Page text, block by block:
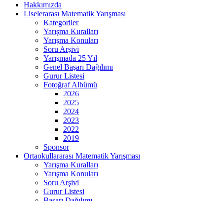
Hakkımızda
Liselerarası Matematik Yarışması
Kategoriler
Yarışma Kuralları
Yarışma Konuları
Soru Arşivi
Yarışmada 25 Yıl
Genel Başarı Dağılımı
Gurur Listesi
Fotoğraf Albümü
2026
2025
2024
2023
2022
2019
Sponsor
Ortaokullararası Matematik Yarışması
Yarışma Kuralları
Yarışma Konuları
Soru Arşivi
Gurur Listesi